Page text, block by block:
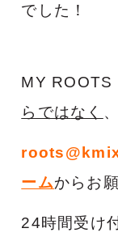
でした！
MY ROOTS
らではなく 、
ームからお
24時間受け